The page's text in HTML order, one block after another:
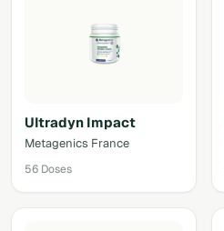
Ultradyn Impact
Metagenics France
56 Doses